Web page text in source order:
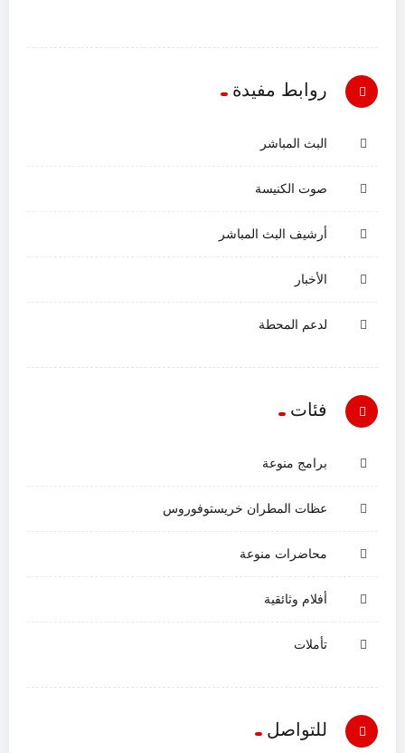
روابط مفيدة
البث المباشر
صوت الكنيسة
أرشيف البث المباشر
الأخبار
لدعم المحطة
فئات
برامج منوعة
عظات المطران خريستوفوروس
محاضرات منوعة
أفلام وثائقية
تأملات
للتواصل